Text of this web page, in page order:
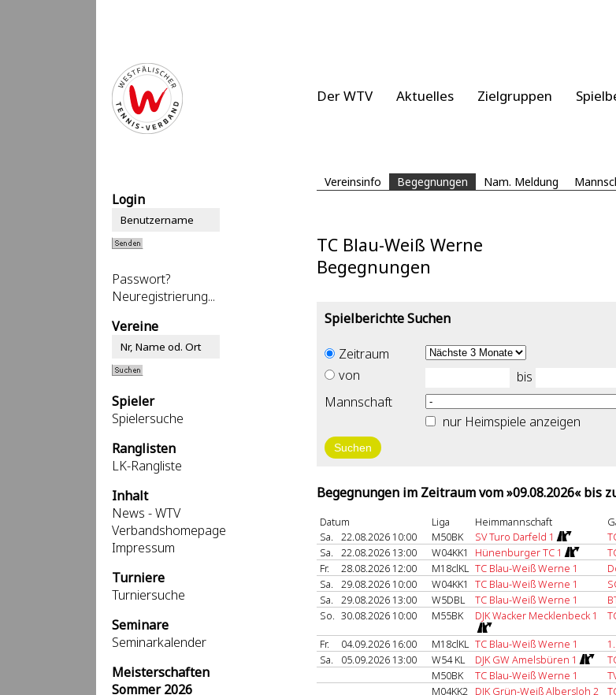
Der WTV Aktuelles Zielgruppen
Vereinsinfo Begegnungen Nam. Meldung
Login
Passwort?
Neuregistrierung...
Vereine
Spieler
Spielersuche
Ranglisten
LK-Rangliste
Inhalt
News - WTV
Verbandshomepage
Impressum
Turniere
Turniersuche
Seminare
Seminarkalender
Meisterschaften
Sommer 2026
TC Blau-Weiß Werne
Begegnungen
Spielberichte Suchen
Zeitraum
von
bis
Mannschaft
nur Heimspiele anzeigen
Begegnungen im Zeitraum vom »09.08.2026« bis
Datum Liga Heimmannschaft
Sa.
22.08.2026 10:00 M50BK SV Turo Darfeld 1
Sa.
22.08.2026 13:00 W04KK1 Hünenburger TC 1
Fr.
28.08.2026 12:00 M18clKL TC Blau-Weiß Werne 1
Sa.
29.08.2026 10:00 W04KK1 TC Blau-Weiß Werne 1
Sa.
29.08.2026 13:00 W5DBL TC Blau-Weiß Werne 1
So. 30.08.2026 10:00 M55BK DJK Wacker Mecklenbeck 1
Fr.
04.09.2026 16:00 M18clKL TC Blau-Weiß Werne 1
Sa.
05.09.2026 13:00 W54 KL DJK GW Amelsbüren 1
M50BK
TC Blau-Weiß Werne 1
M04KK2 DJK Grün-Weiß Albersloh 2